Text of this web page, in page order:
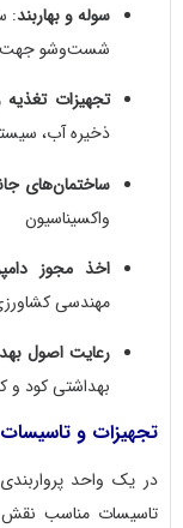
سوله و بهاربند:
شست‌وشو جهت
تجهیزات تغذیه و
ذخیره آب،
ساختمان‌های جانبی
واکسیناسیون
اخذ مجوز
مهندسی کشاورزی
رعایت اصول
بهداشتی کود و
تجهیزات و تاسیسات مورد
تاسیسات مناسب نقش